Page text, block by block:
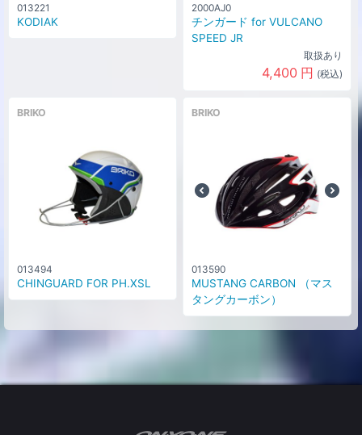
013221
KODIAK
2000AJ0
チンガード for VULCANO
SPEED JR
取扱あり
4,400 円 (税込)
BRIKO
013494
CHINGUARD FOR PH.XSL
BRIKO
013590
MUSTANG CARBON （マス
タングカーボン）